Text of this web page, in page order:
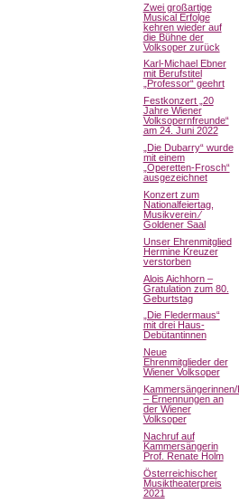
Zwei großartige
Musical Erfolge
kehren wieder auf
die Bühne der
Volksoper zurück
Karl-Michael Ebner
mit Berufstitel
„Professor“ geehrt
Festkonzert „20
Jahre Wiener
Volksopernfreunde“
am 24. Juni 2022
„Die Dubarry“ wurde
mit einem
„Operetten-Frosch“
ausgezeichnet
Konzert zum
Nationalfeiertag,
Musikverein ⁄
Goldener Saal
Unser Ehrenmitglied
Hermine Kreuzer
verstorben
Alois Aichhorn –
Gratulation zum 80.
Geburtstag
„Die Fledermaus“
mit drei Haus-
Debütantinnen
Neue
Ehrenmitglieder der
Wiener Volksoper
– Ernennungen an
der Wiener
Volksoper
Nachruf auf
Kammersängerin
Prof. Renate Holm
Österreichischer
Musiktheaterpreis
2021